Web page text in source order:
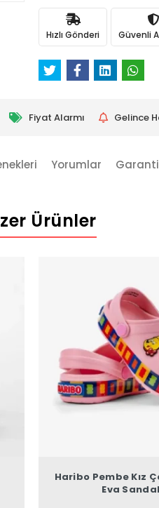
Hızlı Gönderi Güvenli
Fiyat Alarmı Gelince
Yorumlar
Ürünler
Haribo Pembe Kız
Eva